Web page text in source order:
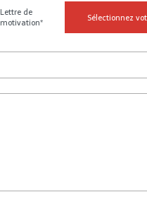
Lettre de
motivation*
Sélectionnez